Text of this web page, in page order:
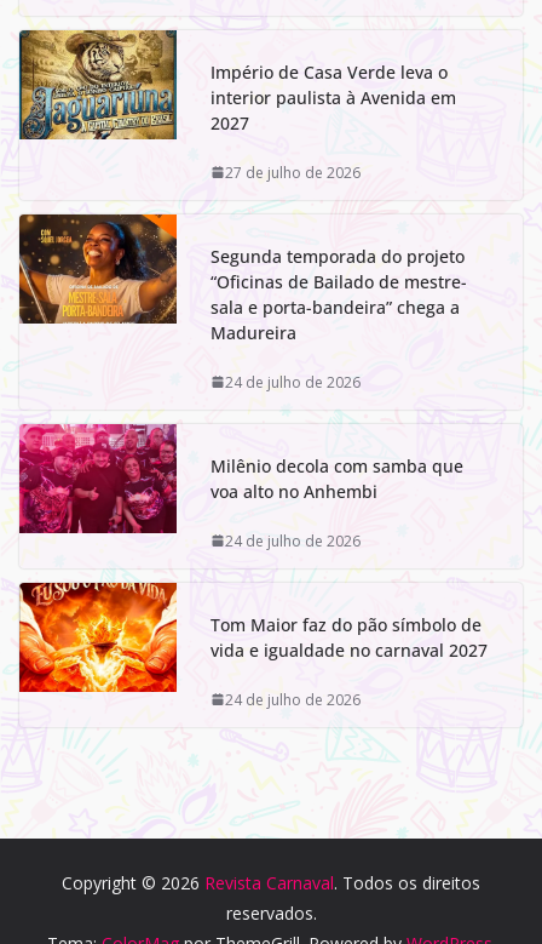
Império de Casa Verde leva o
interior paulista à Avenida em
2027
27 de julho de 2026
Segunda temporada do projeto
“Oficinas de Bailado de mestre-
sala e porta-bandeira” chega a
Madureira
24 de julho de 2026
Milênio decola com samba que
voa alto no Anhembi
24 de julho de 2026
Tom Maior faz do pão símbolo de
vida e igualdade no carnaval 2027
24 de julho de 2026
Copyright © 2026 Revista Carnaval. Todos os direitos
reservados.